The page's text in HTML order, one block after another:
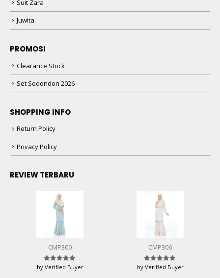
Suit Zara
Juwita
PROMOSI
Clearance Stock
Set Sedondon 2026
SHOPPING INFO
Return Policy
Privacy Policy
REVIEW TERBARU
CMP300
Rated5 out of 5
by Verified Buyer
CMP306
Rated5 out of 5
by Verified Buyer